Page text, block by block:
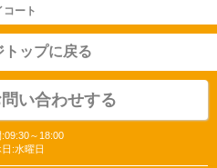
コート
トップに戻る
い合わせする
～18:00
:水曜日